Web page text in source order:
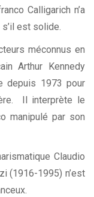
Calligarich n’a
est solide.
méconnus en
Arthur Kennedy
depuis 1973 pour
Il interprète le
manipulé par son
Claudio
(1916-1995) n’est